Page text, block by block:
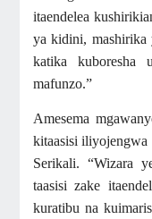
itaendelea
ya kidini, mashirika
katika kuboresha
mafunzo.”
Amesema
kitaasisi
Serikali. “Wizara
taasisi zake
kuratibu na